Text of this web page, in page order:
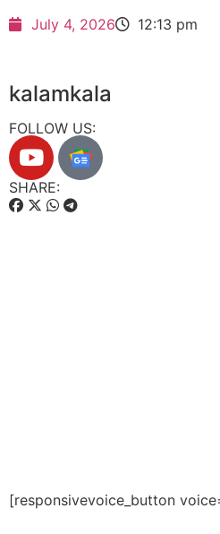
July 4, 2026 12:13 pm
kalamkala
FOLLOW US:
SHARE:
[responsivevoice_button